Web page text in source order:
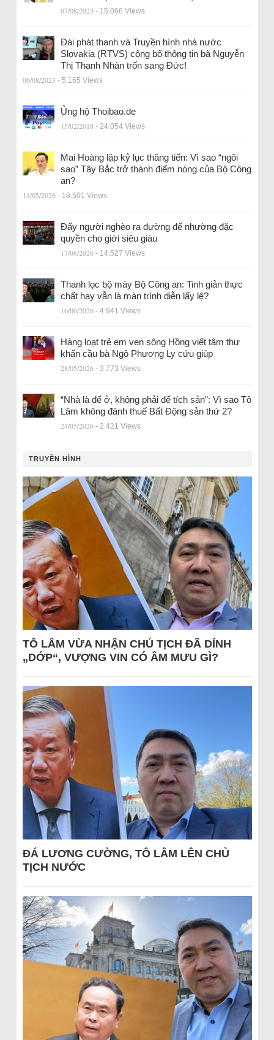
07/08/2023 - 15.066 Views
Đài phát thanh và Truyền hình nhà nước
Slovakia (RTVS) công bố thông tin bà Nguyễn
Thị Thanh Nhàn trốn sang Đức!
06/08/2023 - 5.165 Views
Ủng hộ Thoibao.de
15/02/2018 - 24.054 Views
Mai Hoàng lập kỷ lục thăng tiến: Vì sao “ngôi
sao” Tây Bắc trở thành điểm nóng của Bộ Công
an?
11/05/2026 - 18.501 Views
Đẩy người nghèo ra đường để nhường đặc
quyền cho giới siêu giàu
17/06/2026 - 14.527 Views
Thanh lọc bộ máy Bộ Công an: Tinh giản thực
chất hay vẫn là màn trình diễn lấy lệ?
16/06/2026 - 4.941 Views
Hàng loạt trẻ em ven sông Hồng viết tâm thư
khẩn cầu bà Ngô Phương Ly cứu giúp
28/05/2026 - 3.773 Views
“Nhà là để ở, không phải để tích sản”: Vì sao Tô
Lâm không đánh thuế Bất Động sản thứ 2?
24/05/2026 - 2.421 Views
TRUYỀN HÌNH
TÔ LÂM VỪA NHẬN CHỦ TỊCH ĐÃ DÍNH
„DỚP“, VƯỢNG VIN CÓ ÂM MƯU GÌ?
ĐÁ LƯƠNG CƯỜNG, TÔ LÂM LÊN CHỦ
TỊCH NƯỚC